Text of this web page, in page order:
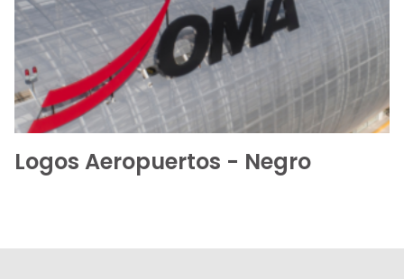
Ver la carpeta
Logos Aeropuertos - Negro